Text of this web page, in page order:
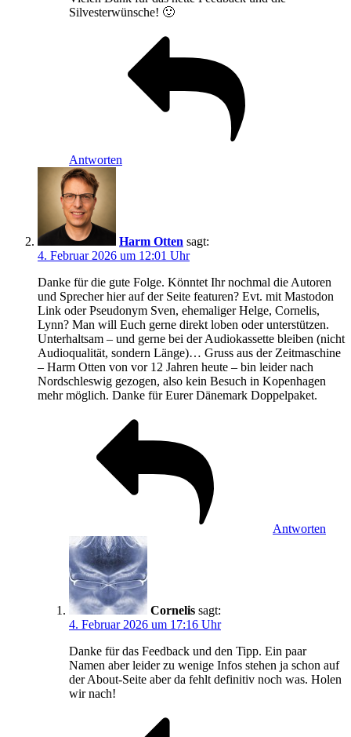
Silvesterwünsche! 🙂
Antworten
Harm Otten sagt:
4. Februar 2026 um 12:01 Uhr
Danke für die gute Folge. Könntet Ihr nochmal die Autoren
und Sprecher hier auf der Seite featuren? Evt. mit Mastodon
Link oder Pseudonym Sven, ehemaliger Helge, Cornelis,
Lynn? Man will Euch gerne direkt loben oder unterstützen.
Unterhaltsam – und gerne bei der Audiokassette bleiben (nicht
Audioqualität, sondern Länge)… Gruss aus der Zeitmaschine
– Harm Otten von vor 12 Jahren heute – bin leider nach
Nordschleswig gezogen, also kein Besuch in Kopenhagen
mehr möglich. Danke für Eurer Dänemark Doppelpaket.
Antworten
Cornelis sagt:
4. Februar 2026 um 17:16 Uhr
Danke für das Feedback und den Tipp. Ein paar
Namen aber leider zu wenige Infos stehen ja schon auf
der About-Seite aber da fehlt definitiv noch was. Holen
wir nach!